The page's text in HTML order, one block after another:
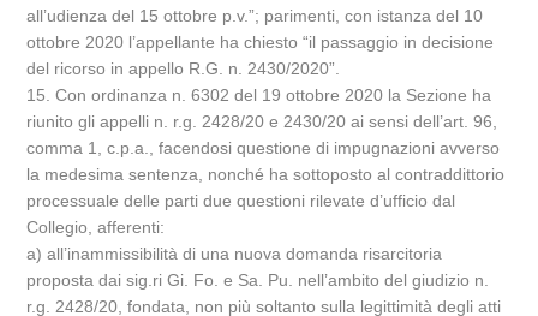
all’udienza del 15 ottobre p.v.”; parimenti, con istanza del 10
ottobre 2020 l’appellante ha chiesto “il passaggio in decisione
del ricorso in appello R.G. n. 2430/2020”.
15. Con ordinanza n. 6302 del 19 ottobre 2020 la Sezione ha
riunito gli appelli n. r.g. 2428/20 e 2430/20 ai sensi dell’art. 96,
comma 1, c.p.a., facendosi questione di impugnazioni avverso
la medesima sentenza, nonché ha sottoposto al contraddittorio
processuale delle parti due questioni rilevate d’ufficio dal
Collegio, afferenti:
a) all’inammissibilità di una nuova domanda risarcitoria
proposta dai sig.ri Gi. Fo. e Sa. Pu. nell’ambito del giudizio n.
r.g. 2428/20, fondata, non più soltanto sulla legittimità degli atti